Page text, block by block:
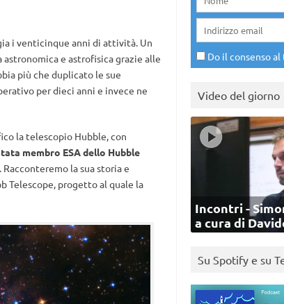
i venticinque anni di attività. Un
e astrofisica grazie alle
più che duplicato le sue
per dieci anni e invece ne
la telescopio Hubble, con
membro ESA dello Hubble
Racconteremo la sua storia e
Telescope, progetto al quale la
Do il consenso
Video del giorno
Incontri -
a cura di
Su Spotify e su